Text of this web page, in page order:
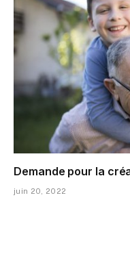
Demande pour la
juin 20, 2022